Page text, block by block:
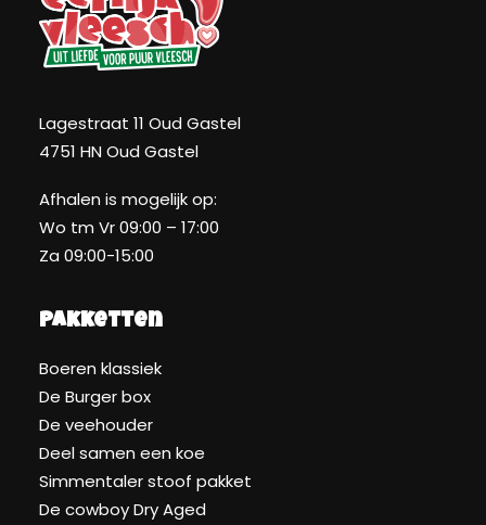
Lagestraat 11 Oud Gastel
4751 HN Oud Gastel
Afhalen is mogelijk op:
Wo tm Vr 09:00 – 17:00
Za 09:00-15:00
Pakketten
Boeren klassiek
De Burger box
De veehouder
Deel samen een koe
Simmentaler stoof pakket
De cowboy Dry Aged